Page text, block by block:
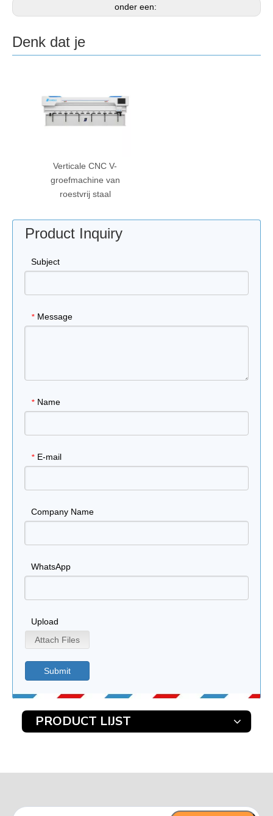
onder een:
Denk dat je
Verticale CNC V-
groefmachine van
roestvrij staal
Product Inquiry
Subject
* Message
* Name
* E-mail
Company Name
WhatsApp
Upload
Attach Files
Submit
PRODUCT LIJST